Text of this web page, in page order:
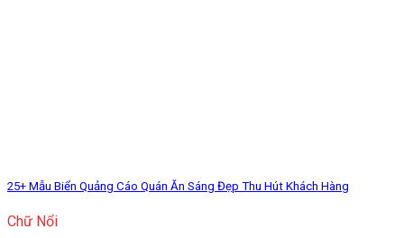
25+ Mẫu Biển Quảng Cáo Quán Ăn Sáng Đẹp Thu Hút Khách Hàng
Chữ Nổi